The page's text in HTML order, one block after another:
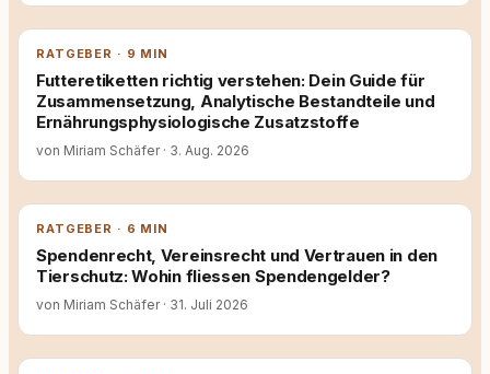
RATGEBER · 9 MIN
Futteretiketten richtig verstehen: Dein Guide für
Zusammensetzung, Analytische Bestandteile und
Ernährungsphysiologische Zusatzstoffe
von Miriam Schäfer · 3. Aug. 2026
RATGEBER · 6 MIN
Spendenrecht, Vereinsrecht und Vertrauen in den
Tierschutz: Wohin fliessen Spendengelder?
von Miriam Schäfer · 31. Juli 2026